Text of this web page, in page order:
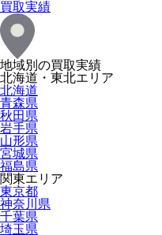
買取実績
地域別の買取実績
北海道・東北エリア
北海道
青森県
秋田県
岩手県
山形県
宮城県
福島県
関東エリア
東京都
神奈川県
千葉県
埼玉県